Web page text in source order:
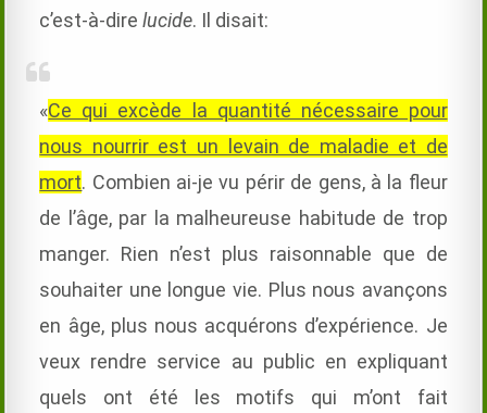
c’est-à-direlucide. Il disait:
«Ce qui excède la quantité nécessaire pour
nous nourrir est un levain de maladie et de
mort. Combien ai-je vu périr de gens, à la fleur
de l’âge, par la malheureuse habitude de trop
manger. Rien n’est plus raisonnable que de
souhaiter une longue vie. Plus nous avançons
en âge, plus nous acquérons d’expérience. Je
veux rendre service au public en expliquant
quels ont été les motifs qui m’ont fait